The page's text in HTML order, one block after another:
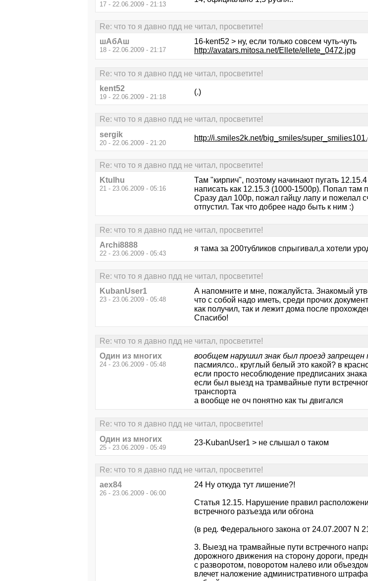
17 - 22.06.2009 - 21:13
Re: что то я давно пдд не читал, просветите!
шАбАш
18 - 22.06.2009 - 21:17
16-kent52 > ну, если только совсем чуть-чуть
http://avatars.mitosa.net/Ellete/ellete_0472.jpg
Re: что то я давно пдд не читал, просветите!
kent52
19 - 22.06.2009 - 21:18
(.)
Re: что то я давно пдд не читал, просветите!
sergik
20 - 22.06.2009 - 21:20
http://i.smiles2k.net/big_smiles/
Re: что то я давно пдд не читал, просветите!
Ktulhu
21 - 23.06.2009 - 05:16
Там "кирпич", поэтому начинают пугать
написать как 12.15.3 (1000-1500р). Попал там
Сразу дал 100р, пожал гайцу лапу и пожелал
отпустил. Так что добрее надо быть к ним :)
Re: что то я давно пдд не читал, просветите!
Archi8888
22 - 23.06.2009 - 05:43
я тама за 200тубликов спрыгивал,а хотели
Re: что то я давно пдд не читал, просветите!
KubanUser1
23 - 23.06.2009 - 05:48
А напомните и мне, пожалуйста. Знакомый
что с собой надо иметь, среди прочих
как получил, так и лежит дома после
Спасибо!
Re: что то я давно пдд не читал, просветите!
Один из многих
24 - 23.06.2009 - 05:48
вообщем нарушил знак был проезд
пасмиялсо.. круглый белый это какой? в
если просто несоблюдение предписаних
если был выезд на трамвайные пути
транспорта
а вообще не оч понятно как ты двигался
Re: что то я давно пдд не читал, просветите!
Один из многих
25 - 23.06.2009 - 05:49
23-KubanUser1 > не слышал о таком
Re: что то я давно пдд не читал, просветите!
aex84
26 - 23.06.2009 - 06:00
24 Ну откуда тут лишение?!
Статья 12.15. Нарушение правил
встречного разъезда или обгона
(в ред. Федерального закона от 24.07.2007 N
3. Выезд на трамвайные пути встречного
дорожного движения на сторону дороги,
с разворотом, поворотом налево или
влечет наложение административного